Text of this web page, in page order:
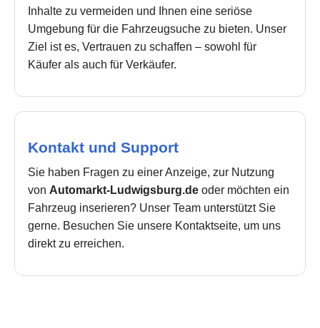
Inhalte zu vermeiden und Ihnen eine seriöse
Umgebung für die Fahrzeugsuche zu bieten. Unser
Ziel ist es, Vertrauen zu schaffen – sowohl für
Käufer als auch für Verkäufer.
Kontakt und Support
Sie haben Fragen zu einer Anzeige, zur Nutzung
von Automarkt-Ludwigsburg.de oder möchten ein
Fahrzeug inserieren? Unser Team unterstützt Sie
gerne. Besuchen Sie unsere Kontaktseite, um uns
direkt zu erreichen.